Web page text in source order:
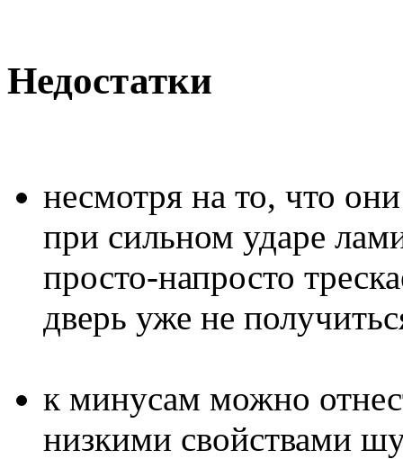
Недостатки
несмотря на то, что
при сильном ударе
просто-напросто
дверь уже не
к минусам можно
низкими свойствами